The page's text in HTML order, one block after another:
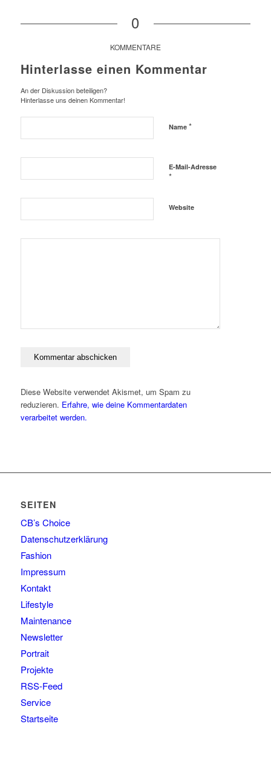
0
KOMMENTARE
Hinterlasse einen Kommentar
An der Diskussion beteiligen?
Hinterlasse uns deinen Kommentar!
Name *
E-Mail-Adresse
*
Website
Diese Website verwendet Akismet, um Spam zu
reduzieren. Erfahre, wie deine Kommentardaten
verarbeitet werden.
SEITEN
CB’s Choice
Datenschutzerklärung
Fashion
Impressum
Kontakt
Lifestyle
Maintenance
Newsletter
Portrait
Projekte
RSS-Feed
Service
Startseite